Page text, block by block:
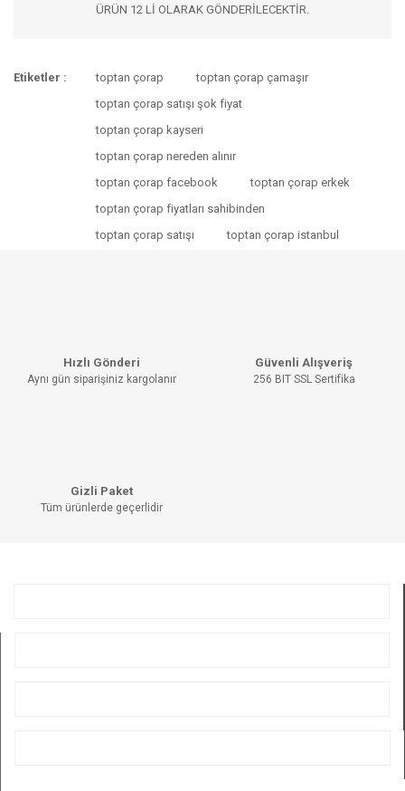
ÜRÜN 12 Lİ OLARAK GÖNDERİLECEKTİR.
konularda yetersiz gördüğünüz noktaları öneri formunu
kullanarak tarafımıza iletebilirsiniz.
Ürün resmi kalitesiz, bozuk veya görüntülenemiyor.
Ürün açıklamasında eksik bilgiler bulunuyor.
Ürün bilgilerinde hatalar bulunuyor.
Ürün fiyatı diğer sitelerden daha pahalı.
Etiketler : toptan çorap
toptan çorap çamaşır
toptan çorap satışı şok fiyat
toptan çorap kayseri
toptan çorap nereden alınır
toptan çorap facebook
toptan çorap erkek
toptan çorap fiyatları sahibinden
toptan çorap satışı
toptan çorap istanbul
Hızlı Gönderi
Aynı gün siparişiniz kargolanır
Güvenli Alışveriş
256 BIT SSL Sertifika
Gizli Paket
Tüm ürünlerde geçerlidir